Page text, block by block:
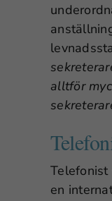
alltför
en